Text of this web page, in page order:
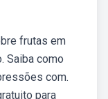
frutas em
Saiba como
com.
para